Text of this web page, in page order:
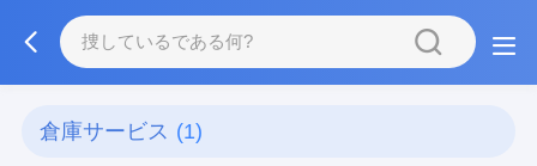
倉庫サービス (1)